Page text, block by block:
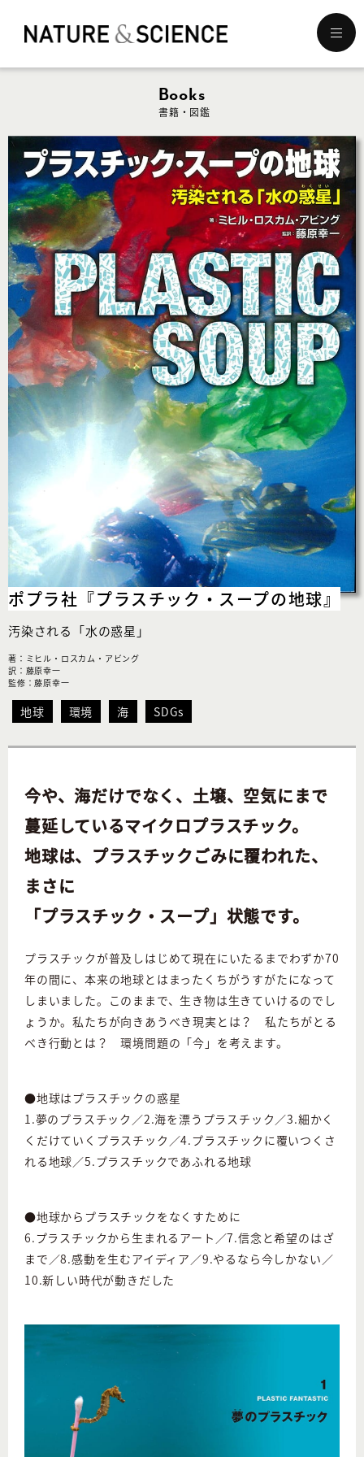
メ
ニ
ュ
Books
書籍・図鑑
ポプラ社 『プラスチック・スープの地球』
汚染される「水の惑星」
著：ミヒル・ロスカム・アビング
訳：藤原幸一
監修：藤原幸一
地球 環境 海 SDGs
今や、海だけでなく、土壌、空気にまで
蔓延しているマイクロプラスチック。
地球は、プラスチックごみに覆われた、
まさに
「プラスチック・スープ」状態です。
プラスチックが普及しはじめて現在にいたるまでわずか70
年の間に、本来の地球とはまったくちがうすがたになって
しまいました。このままで、生き物は生きていけるのでし
ょうか。私たちが向きあうべき現実とは？ 私たちがとる
べき行動とは？ 環境問題の「今」を考えます。
●地球はプラスチックの惑星
1.夢のプラスチック／2.海を漂うプラスチック／3.細かく
くだけていくプラスチック／4.プラスチックに覆いつくさ
れる地球／5.プラスチックであふれる地球
●地球からプラスチックをなくすために
6.プラスチックから生まれるアート／7.信念と希望のはざ
まで／8.感動を生むアイディア／9.やるなら今しかない／
10.新しい時代が動きだした